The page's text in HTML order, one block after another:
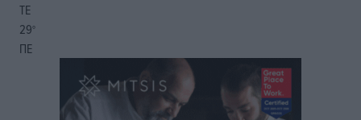
ΤΕ
29°
ΠΕ